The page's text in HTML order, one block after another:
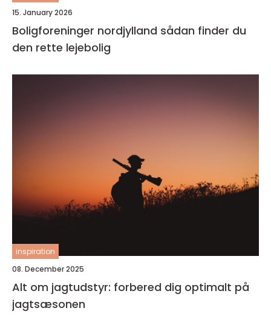
15. January 2026
Boligforeninger nordjylland sådan finder du
den rette lejebolig
inspiration
08. December 2025
Alt om jagtudstyr: forbered dig optimalt på
jagtsæsonen